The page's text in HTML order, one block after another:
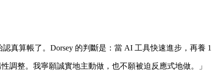
真算帳了。Dorsey 的判斷是：當 AI 工具快速進步，再養 1
調整。我寧願誠實地主動做，也不願被迫反應式地做。」